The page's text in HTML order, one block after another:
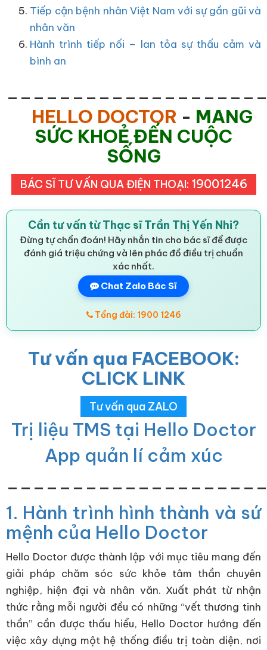
Tiếp cận bệnh nhân Việt Nam với sự gần gũi và
nhân văn
Hành trình tiếp nối – lan tỏa sự thấu cảm và
bình an
HELLO DOCTOR - MANG
SỨC KHOẺ ĐẾN CUỘC
SỐNG
BÁC SĨ TƯ VẤN QUA ĐIỆN THOẠI: 19001246
Cần tư vấn từ Thạc sĩ Trần Thị Yến Nhi?
Đừng tự chẩn đoán! Hãy nhắn tin cho bác sĩ để được
đánh giá triệu chứng và lên phác đồ điều trị chuẩn
xác nhất.
Chat Zalo Bác Sĩ
Tổng đài: 1900 1246
Tư vấn qua FACEBOOK:
CLICK LINK
Tư vấn qua ZALO
Trị liệu TMS tại Hello Doctor
App quản lí cảm xúc
1. Hành trình hình thành và sứ
mệnh của Hello Doctor
Hello Doctor được thành lập với mục tiêu mang đến
giải pháp chăm sóc sức khỏe tâm thần chuyên
nghiệp, hiện đại và nhân văn. Xuất phát từ nhận
thức rằng mỗi người đều có những “vết thương tinh
thần” cần được thấu hiểu, Hello Doctor hướng đến
việc xây dựng một hệ thống điều trị toàn diện, nơi